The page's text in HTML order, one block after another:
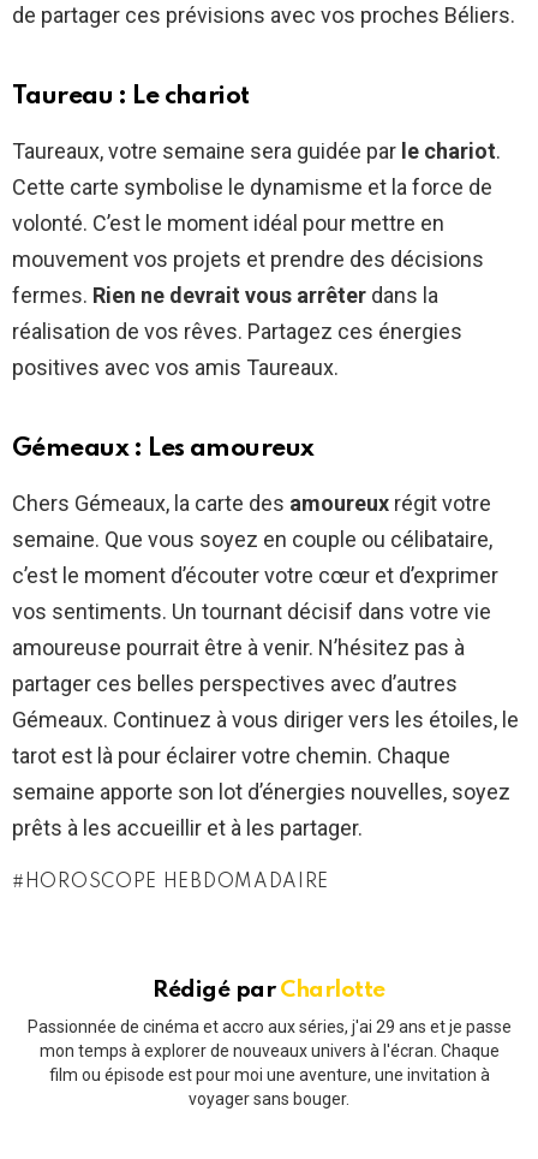
de partager ces prévisions avec vos proches Béliers.
Taureau : Le chariot
Taureaux, votre semaine sera guidée par le chariot.
Cette carte symbolise le dynamisme et la force de
volonté. C’est le moment idéal pour mettre en
mouvement vos projets et prendre des décisions
fermes. Rien ne devrait vous arrêter dans la
réalisation de vos rêves. Partagez ces énergies
positives avec vos amis Taureaux.
Gémeaux : Les amoureux
Chers Gémeaux, la carte des amoureux régit votre
semaine. Que vous soyez en couple ou célibataire,
c’est le moment d’écouter votre cœur et d’exprimer
vos sentiments. Un tournant décisif dans votre vie
amoureuse pourrait être à venir. N’hésitez pas à
partager ces belles perspectives avec d’autres
Gémeaux. Continuez à vous diriger vers les étoiles, le
tarot est là pour éclairer votre chemin. Chaque
semaine apporte son lot d’énergies nouvelles, soyez
prêts à les accueillir et à les partager.
HOROSCOPE HEBDOMADAIRE
Rédigé par Charlotte
Passionnée de cinéma et accro aux séries, j'ai 29 ans et je passe
mon temps à explorer de nouveaux univers à l'écran. Chaque
film ou épisode est pour moi une aventure, une invitation à
voyager sans bouger.